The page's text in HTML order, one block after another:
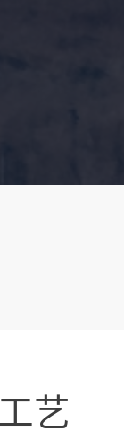
艺